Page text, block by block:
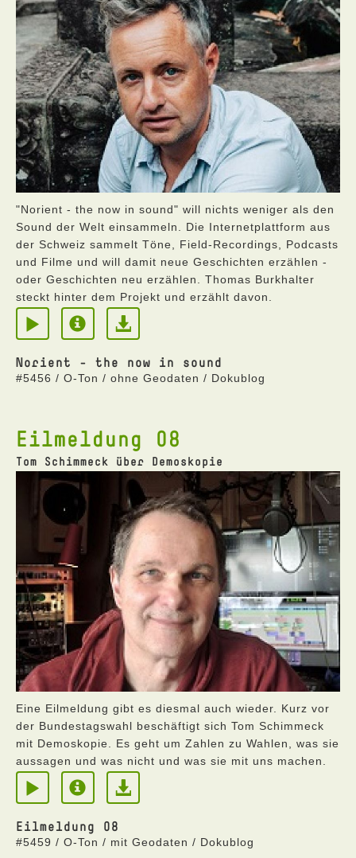
"Norient - the now in sound" will nichts weniger als den
Sound der Welt einsammeln. Die Internetplattform aus
der Schweiz sammelt Töne, Field-Recordings, Podcasts
und Filme und will damit neue Geschichten erzählen -
oder Geschichten neu erzählen. Thomas Burkhalter
steckt hinter dem Projekt und erzählt davon.
Norient - the now in sound
#5456 / O-Ton / ohne Geodaten / Dokublog
Eilmeldung 08
Tom Schimmeck über Demoskopie
Eine Eilmeldung gibt es diesmal auch wieder. Kurz vor
der Bundestagswahl beschäftigt sich Tom Schimmeck
mit Demoskopie. Es geht um Zahlen zu Wahlen, was sie
aussagen und was nicht und was sie mit uns machen.
Eilmeldung 08
#5459 / O-Ton / mit Geodaten / Dokublog